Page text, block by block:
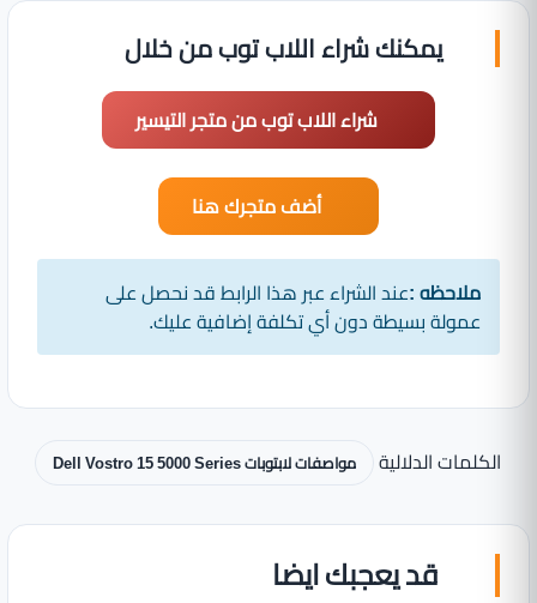
يمكنك شراء اللاب توب من خلال
شراء اللاب توب من متجر التيسير
أضف متجرك هنا
ملاحظه :عند الشراء عبر هذا الرابط قد نحصل على
عمولة بسيطة دون أي تكلفة إضافية عليك.
الكلمات الدلالية مواصفات لابتوبات Dell Vostro 15 5000 Series
قد يعجبك ايضا